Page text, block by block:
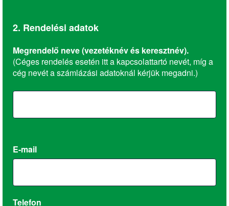
2. Rendelési adatok
Megrendelő neve (vezetéknév és keresztnév).
(Céges rendelés esetén itt a kapcsolattartó nevét, míg a
cég nevét a számlázási adatoknál kérjük megadni.)
E-mail
Telefon